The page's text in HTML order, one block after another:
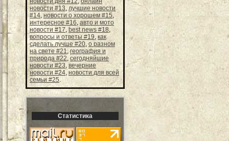
новости #13 лучшие новости
#14, новости о хорошем #15
интересное #16 авто и мото
новости #17 best news #18
вопросы и ответы #19 как
сделать лучше #20 о разном
на свете #21 ,география и
природа #22 ,сегодняйшие
новости #23 вечерние
новости #24, новости для всей
семьи #25
Статистика